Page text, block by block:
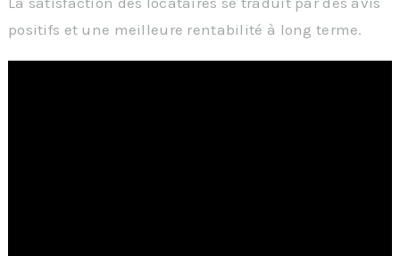
positifs et une meilleure rentabilité à long terme.